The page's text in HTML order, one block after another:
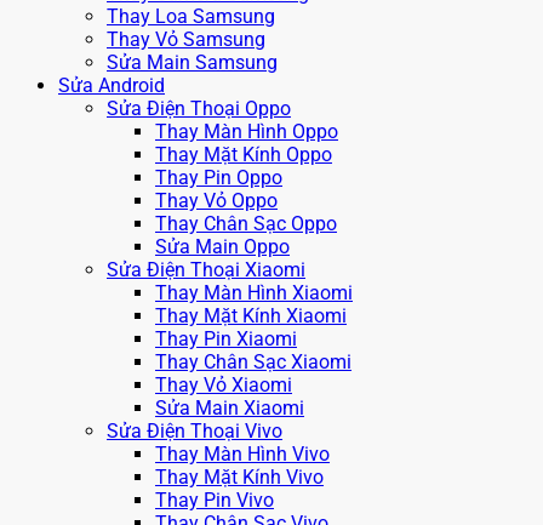
Thay Loa Samsung
Thay Vỏ Samsung
Sửa Main Samsung
Sửa Android
Sửa Điện Thoại Oppo
Thay Màn Hình Oppo
Thay Mặt Kính Oppo
Thay Pin Oppo
Thay Vỏ Oppo
Thay Chân Sạc Oppo
Sửa Main Oppo
Sửa Điện Thoại Xiaomi
Thay Màn Hình Xiaomi
Thay Mặt Kính Xiaomi
Thay Pin Xiaomi
Thay Chân Sạc Xiaomi
Thay Vỏ Xiaomi
Sửa Main Xiaomi
Sửa Điện Thoại Vivo
Thay Màn Hình Vivo
Thay Mặt Kính Vivo
Thay Pin Vivo